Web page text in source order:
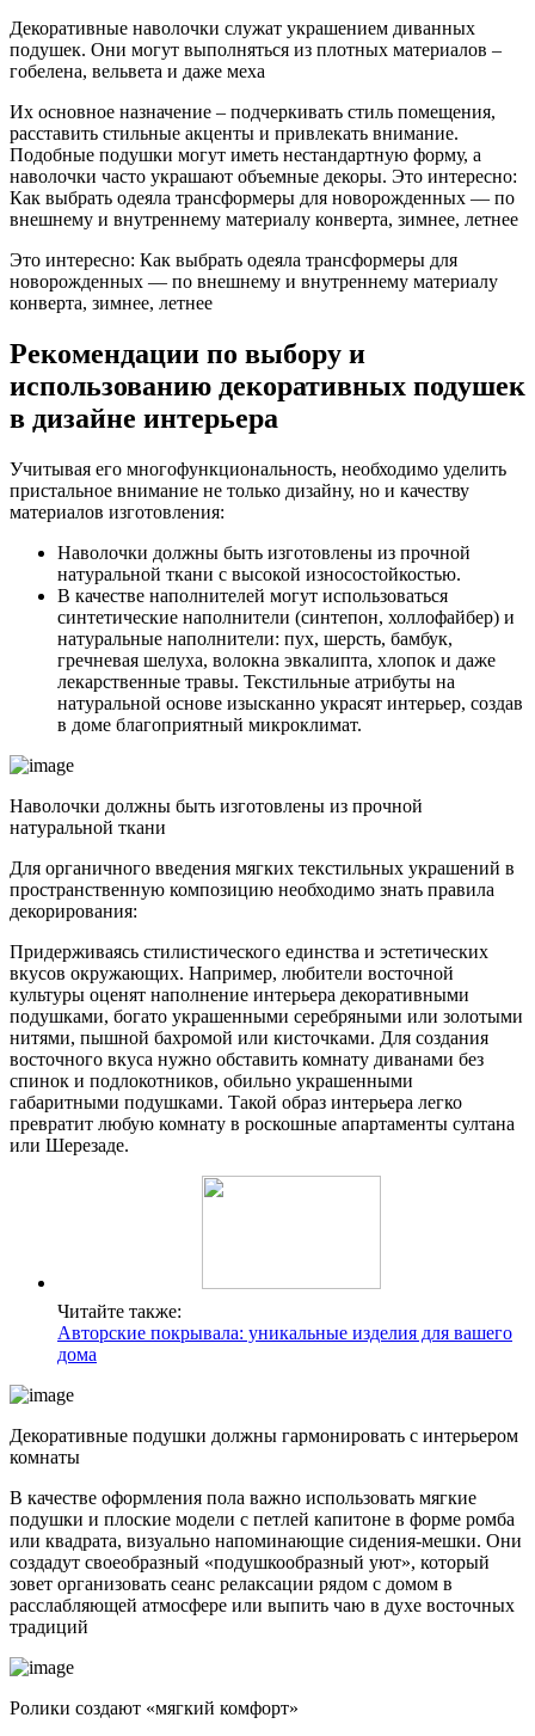
Декоративные наволочки служат украшением диванных
подушек. Они могут выполняться из плотных материалов –
гобелена, вельвета и даже меха
Их основное назначение – подчеркивать стиль помещения,
расставить стильные акценты и привлекать внимание.
Подобные подушки могут иметь нестандартную форму, а
наволочки часто украшают объемные декоры. Это интересно:
Как выбрать одеяла трансформеры для новорожденных — по
внешнему и внутреннему материалу конверта, зимнее, летнее
Это интересно: Как выбрать одеяла трансформеры для
новорожденных — по внешнему и внутреннему материалу
конверта, зимнее, летнее
Рекомендации по выбору и
использованию декоративных подушек
в дизайне интерьера
Учитывая его многофункциональность, необходимо уделить
пристальное внимание не только дизайну, но и качеству
материалов изготовления:
Наволочки должны быть изготовлены из прочной
натуральной ткани с высокой износостойкостью.
В качестве наполнителей могут использоваться
синтетические наполнители (синтепон, холлофайбер) и
натуральные наполнители: пух, шерсть, бамбук,
гречневая шелуха, волокна эвкалипта, хлопок и даже
лекарственные травы. Текстильные атрибуты на
натуральной основе изысканно украсят интерьер, создав
в доме благоприятный микроклимат.
Наволочки должны быть изготовлены из прочной
натуральной ткани
Для органичного введения мягких текстильных украшений в
пространственную композицию необходимо знать правила
декорирования:
Придерживаясь стилистического единства и эстетических
вкусов окружающих. Например, любители восточной
культуры оценят наполнение интерьера декоративными
подушками, богато украшенными серебряными или золотыми
нитями, пышной бахромой или кисточками. Для создания
восточного вкуса нужно обставить комнату диванами без
спинок и подлокотников, обильно украшенными
габаритными подушками. Такой образ интерьера легко
превратит любую комнату в роскошные апартаменты султана
или Шерезаде.
Читайте также:
Авторские покрывала: уникальные изделия для вашего
дома
Декоративные подушки должны гармонировать с интерьером
комнаты
В качестве оформления пола важно использовать мягкие
подушки и плоские модели с петлей капитоне в форме ромба
или квадрата, визуально напоминающие сидения-мешки. Они
создадут своеобразный «подушкообразный уют», который
зовет организовать сеанс релаксации рядом с домом в
расслабляющей атмосфере или выпить чаю в духе восточных
традиций
Ролики создают «мягкий комфорт»